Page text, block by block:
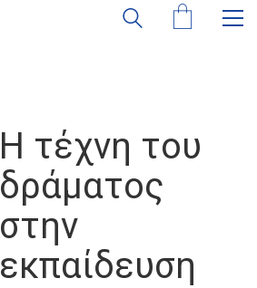
Η τέχνη του
δράματος
στην
εκπαίδευση